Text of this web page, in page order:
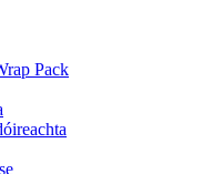
Pack